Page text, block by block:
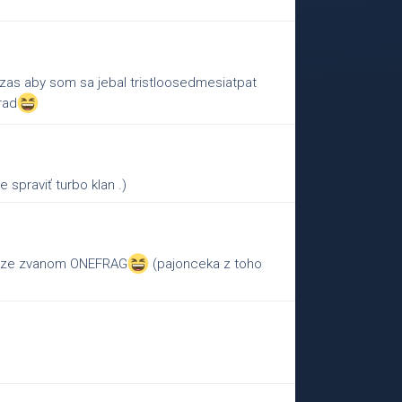
aby som sa jebal tristloosedmesiatpat
spraviť turbo klan .)
zvanom ONEFRAG (pajonceka z toho